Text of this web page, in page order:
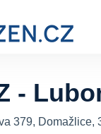
-
379, Domažlice,